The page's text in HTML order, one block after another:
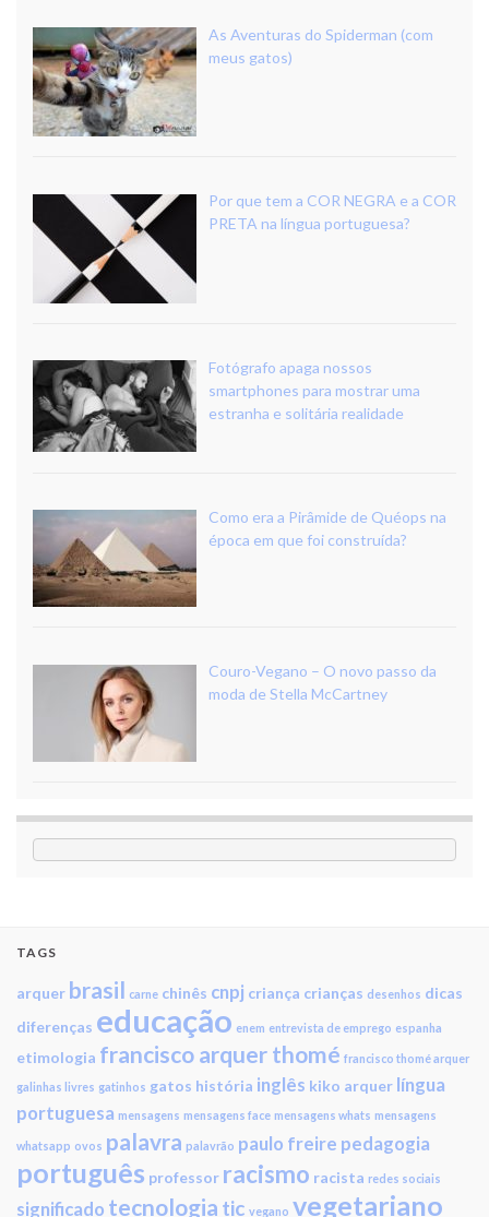
As Aventuras do Spiderman (com
meus gatos)
Por que tem a COR NEGRA e a COR
PRETA na língua portuguesa?
Fotógrafo apaga nossos
smartphones para mostrar uma
estranha e solitária realidade
Como era a Pirâmide de Quéops na
época em que foi construída?
Couro-Vegano – O novo passo da
moda de Stella McCartney
TAGS
arquer brasil carne chinês cnpj criança crianças desenhos dicas
diferenças educação enem entrevista de emprego espanha
etimologia francisco arquer thomé francisco thomé arquer
galinhas livres gatinhos gatos história inglês kiko arquer língua
portuguesa mensagens mensagens face mensagens whats mensagens
whatsapp ovos palavra palavrão paulo freire pedagogia
português professor racismo racista redes sociais
significado tecnologia tic vegano vegetariano